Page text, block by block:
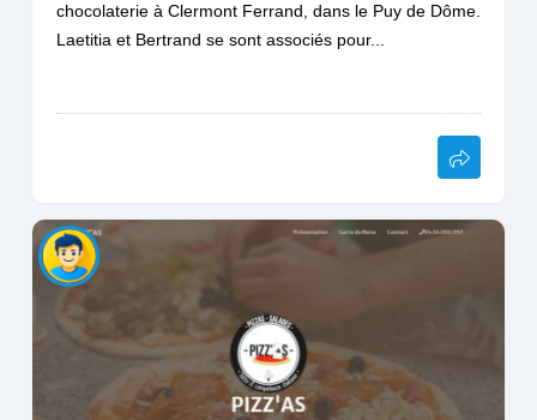
chocolaterie à Clermont Ferrand, dans le Puy de Dôme.
Laetitia et Bertrand se sont associés pour...